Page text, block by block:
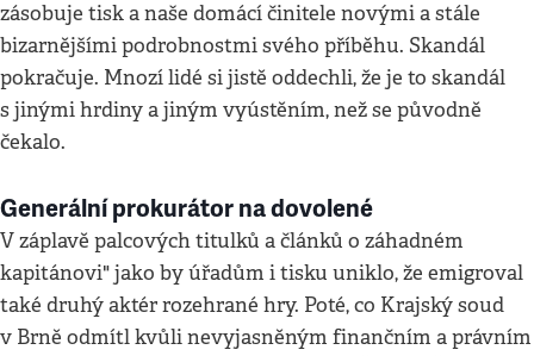
zásobuje tisk a naše domácí činitele novými a stále
bizarnějšími podrobnostmi svého příběhu. Skandál
pokračuje. Mnozí lidé si jistě oddechli, že je to skandál
s jinými hrdiny a jiným vyústěním, než se původně
čekalo.
Generální prokurátor na dovolené
V záplavě palcových titulků a článků o záhadném
kapitánovi" jako by úřadům i tisku uniklo, že emigroval
také druhý aktér rozehrané hry. Poté, co Krajský soud
v Brně odmítl kvůli nevyjasněným finančním a právním